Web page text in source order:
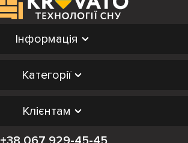
Інформація
Категорії
Клієнтам